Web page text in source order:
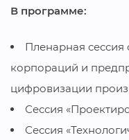
В программе:
Пленарная сессия
корпораций и
цифровизации
Сессия
Сессия